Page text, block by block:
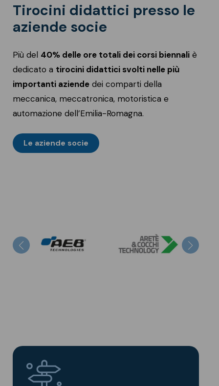
Tirocini didattici presso le
aziende socie
Più del 40% delle ore totali dei corsi biennali è
dedicato a tirocini didattici svolti nelle più
importanti aziende dei comparti della
meccanica, meccatronica, motoristica e
automazione dell’Emilia-Romagna.
Le aziende socie